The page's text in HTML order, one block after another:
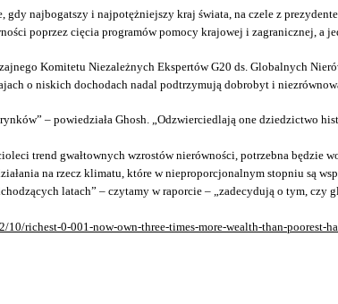
gdy najbogatszy i najpotężniejszy kraj świata, na czele z
poprzez cięcia programów pomocy krajowej i zagranicznej, a
Komitetu Niezależnych Ekspertów G20 ds. Globalnych
o niskich dochodach nadal podtrzymują dobrobyt i
rynków” – powiedziała Ghosh. „Odzwierciedlają one
trend gwałtownych wzrostów nierówności, potrzebna
na rzecz klimatu, które w nieproporcjonalnym stopniu są
latach” – czytamy w raporcie – „zadecydują o tym,
10/richest-0-001-now-own-three-times-more-wealth-than-poorest-